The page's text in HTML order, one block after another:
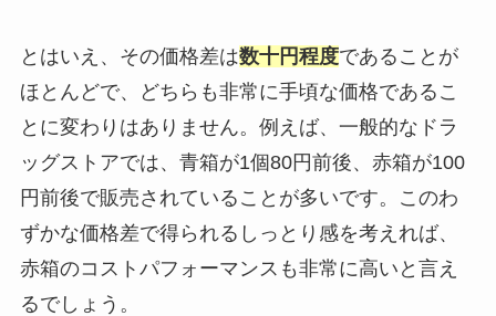
とはいえ、その価格差は数十円程度であることが
ほとんどで、どちらも非常に手頃な価格であるこ
とに変わりはありません。例えば、一般的なドラ
ッグストアでは、青箱が1個80円前後、赤箱が100
円前後で販売されていることが多いです。このわ
ずかな価格差で得られるしっとり感を考えれば、
赤箱のコストパフォーマンスも非常に高いと言え
るでしょう。